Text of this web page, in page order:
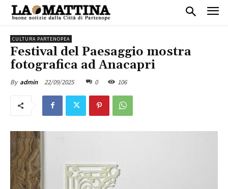
CULTURA PARTENOPEA
Festival del Paesaggio mostra
fotografica ad Anacapri
By admin 22/09/2025 0 106